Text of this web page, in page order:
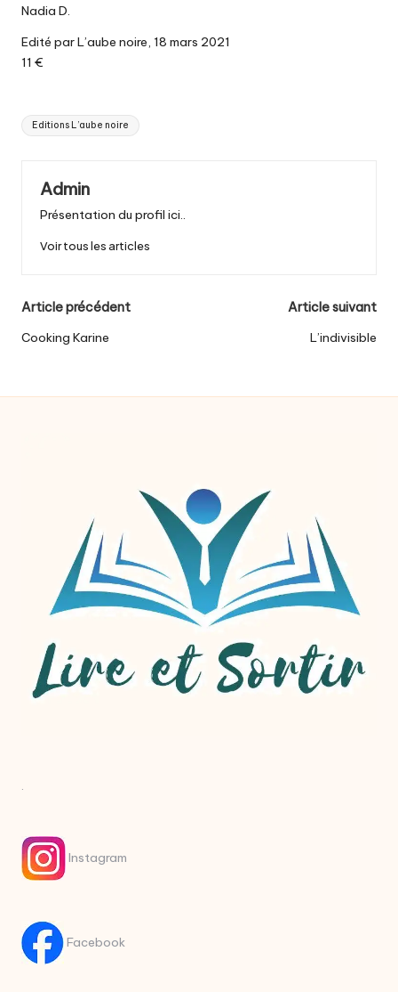
Nadia D.
Edité par L’aube noire, 18 mars 2021
11 €
Tags:
Editions L’aube noire
Admin
Présentation du profil ici..
Voir tous les articles
Post
navigation
Article précédent
Cooking Karine
Article suivant
L’indivisible
.
Instagram
Facebook